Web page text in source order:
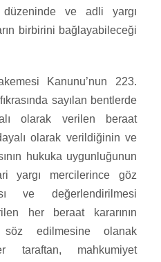
ve adli yargı
birbirini bağlayabileceği
Kanunu’nun 223.
sayılan bentlerde
olarak verilen beraat
olarak verildiğinin ve
hukuka uygunluğunun
yargı mercilerince göz
ve değerlendirilmesi
her beraat kararının
söz edilmesine olanak
taraftan, mahkumiyet